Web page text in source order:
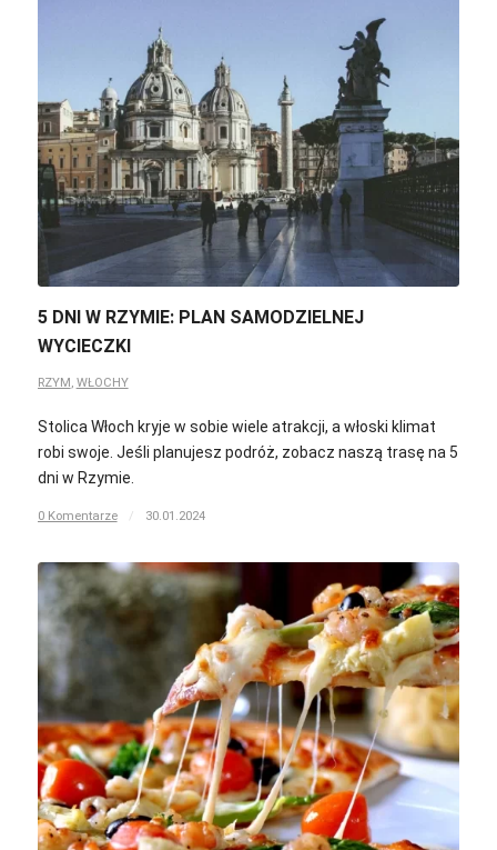
5 DNI W RZYMIE: PLAN SAMODZIELNEJ
WYCIECZKI
RZYM, WŁOCHY
Stolica Włoch kryje w sobie wiele atrakcji, a włoski klimat
robi swoje. Jeśli planujesz podróż, zobacz naszą trasę na 5
dni w Rzymie.
0 Komentarze / 30.01.2024